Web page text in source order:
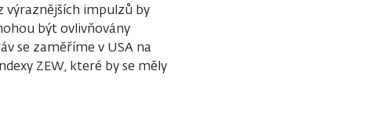
výraznějších impulzů by
být ovlivňovány
se zaměříme v USA na
ZEW, které by se měly